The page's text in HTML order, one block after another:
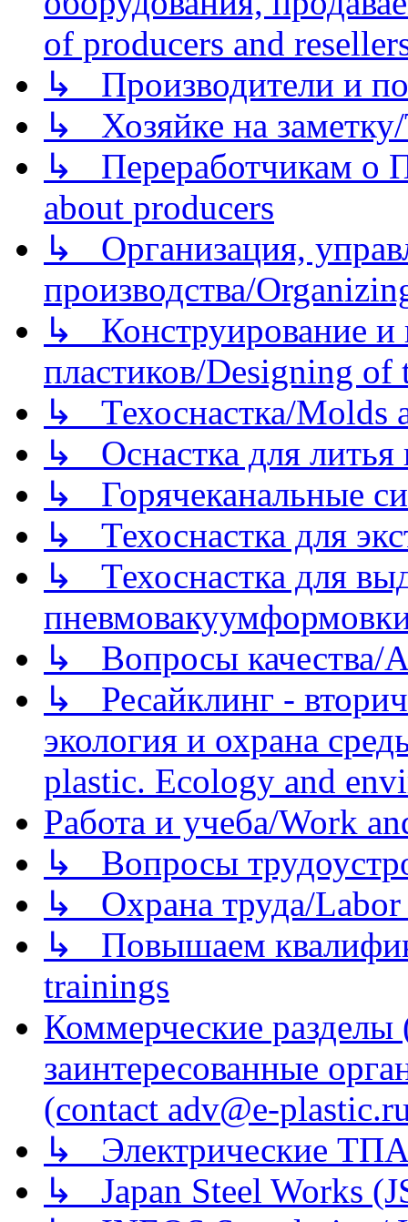
of producers and
↳ Производители и
↳ Хозяйке на
↳ Переработчикам о
about producers
↳ Организация,
производства/
↳ Конструирование и
пластиков/Designing of
↳ Техоснастка/Molds
↳ Оснастка для литья
↳ Горячеканальные
↳ Техоснастка для
↳ Техоснастка для
↳ Вопросы качества/
↳ Ресайклинг -
экология и охрана
plastic. Ecology and
Работа и учеба/Work
↳ Вопросы
↳ Охрана труда/Labor
↳ Повышаем
trainings
Коммерческие
заинтересованные
(contact adv@e-
↳ Электрические
↳ Japan Steel Works